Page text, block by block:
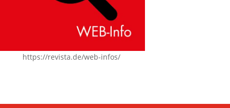
https://revista.de/web-infos/